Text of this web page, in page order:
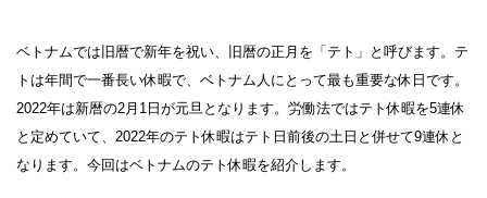
ベトナムでは旧暦で新年を祝い、旧暦の正月を「テト」と呼びます。テ
トは年間で一番長い休暇で、ベトナム人にとって最も重要な休日です。
2022年は新暦の2月1日が元旦となります。労働法ではテト休暇を5連休
と定めていて、2022年のテト休暇はテト日前後の土日と併せて9連休と
なります。今回はベトナムのテト休暇を紹介します。